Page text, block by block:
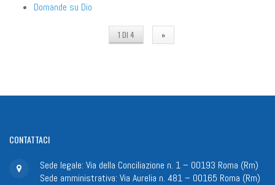
Domande su Dio
1 DI 4 »
CONTATTACI
Sede legale: Via della Conciliazione n. 1 – 00193 Roma (Rm)
Sede amministrativa: Via Aurelia n. 481 – 00165 Roma (Rm)